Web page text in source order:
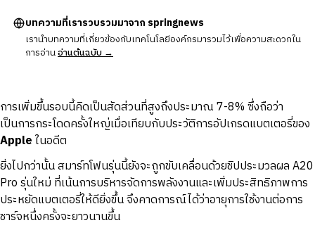
บทความที่เรารวบรวมมาจาก springnews
เรานำบทความที่เกี่ยวข้องกับเทคโนโลยีองค์กรมารวมไว้เพื่อความสะดวกใน
การอ่านอ่านต้นฉบับ →
การเพิ่มขึ้นรอบนี้คิดเป็นสัดส่วนที่สูงถึงประมาณ 7-8% ซึ่งถือว่า
เป็นการกระโดดครั้งใหญ่เมื่อเทียบกับประวัติการอัปเกรดแบตเตอรี่ของ
Appleในอดีต
ยิ่งไปกว่านั้น สมาร์ทโฟนรุ่นนี้ยังจะถูกขับเคลื่อนด้วยชิปประมวลผล A20
Pro รุ่นใหม่ ที่เน้นการบริหารจัดการพลังงานและเพิ่มประสิทธิภาพการ
ประหยัดแบตเตอรี่ให้ดียิ่งขึ้น จึงคาดการณ์ได้ว่าอายุการใช้งานต่อการ
ชาร์จหนึ่งครั้งจะยาวนานขึ้น